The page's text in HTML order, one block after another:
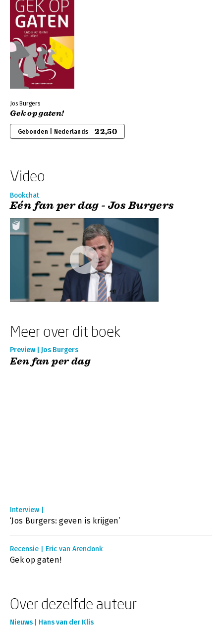
Jos Burgers
Gek op gaten!
Gebonden | Nederlands 22,50
Video
Bookchat
Eén fan per dag - Jos Burgers
Meer over dit boek
Preview | Jos Burgers
Een fan per dag
Interview |
‘Jos Burgers: geven is krijgen’
Recensie | Eric van Arendonk
Gek op gaten!
Over dezelfde auteur
Nieuws | Hans van der Klis